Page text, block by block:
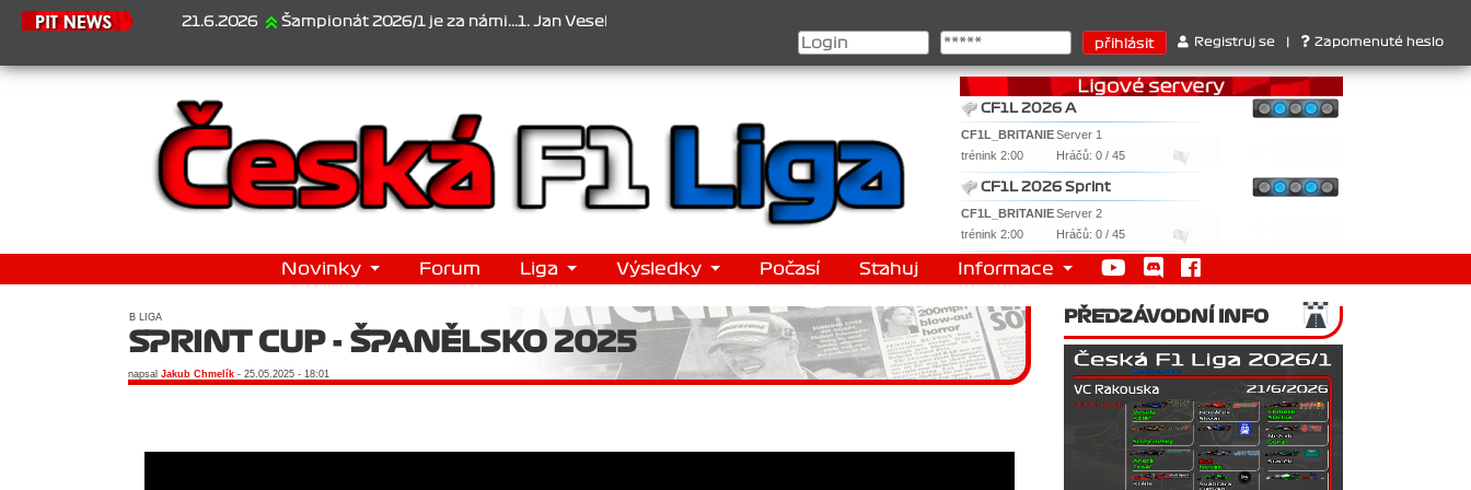
21.6.2026 Šampionát 2026/1 je za námi...1. Jan Veselý , 2. Jan Nováček , 3. Jakub Chmelík , Pohár konstruktérů : 1. Ferrari . 2. Williams , 3. RedBull ..... SprintCup - 1. Jan
Registruj se Zapomenuté heslo
CF1L 2026 A
CF1L_BRITANIEServer 1
trénink 2:00
Hráčů: 0 / 45
CF1L 2026 Sprint
CF1L_BRITANIEServer 2
trénink 2:00
Hráčů: 0 / 45
Novinky Forum Liga Výsledky Počasí Stahuj Informace
B LIGA
SPRINT CUP - ŠPANĚLSKO 2025
napsal Jakub Chmelík - 25.05.2025 - 18:01
PŘEDZÁVODNÍ INFO